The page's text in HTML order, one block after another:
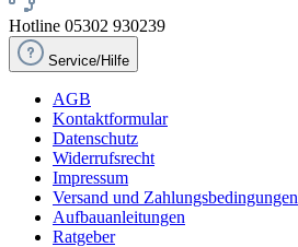
Hotline 05302 930239
Service/Hilfe
AGB
Kontaktformular
Datenschutz
Widerrufsrecht
Impressum
Versand und Zahlungsbedingungen
Aufbauanleitungen
Ratgeber